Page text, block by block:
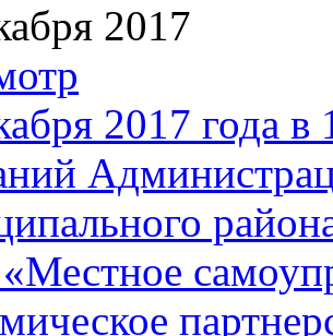
2017
2017 года в
«Местное